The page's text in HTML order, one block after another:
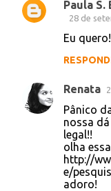
Paula S.
28 de
Eu
Renata
Pânico
nossa
legal!!
olha
http://
e/
adoro!